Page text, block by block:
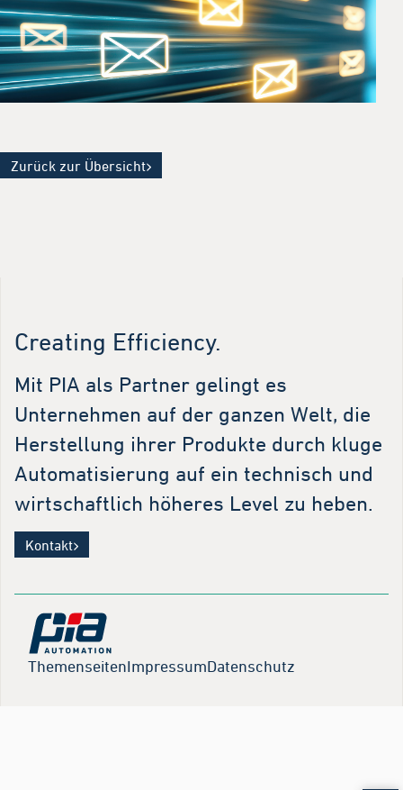
Zurück zur Übersicht
Creating Efficiency.
Mit PIA als Partner gelingt es
Unternehmen auf der ganzen Welt, die
Herstellung ihrer Produkte durch kluge
Automatisierung auf ein technisch und
wirtschaftlich höheres Level zu heben.
Kontakt
ThemenseitenImpressumDatenschutz